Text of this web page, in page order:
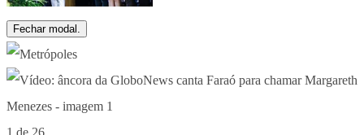
Fechar modal.
1 de 26